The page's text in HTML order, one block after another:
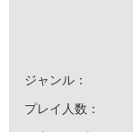
ジャンル：
プレイ人数：